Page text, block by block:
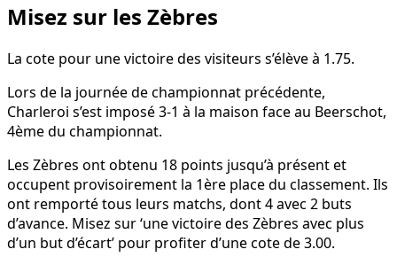
Misez sur les Zèbres
La cote pour une victoire des visiteurs s’élève à 1.75.
Lors de la journée de championnat précédente,
Charleroi s’est imposé 3-1 à la maison face au Beerschot,
4ème du championnat.
Les Zèbres ont obtenu 18 points jusqu’à présent et
occupent provisoirement la 1ère place du classement. Ils
ont remporté tous leurs matchs, dont 4 avec 2 buts
d’avance. Misez sur ‘une victoire des Zèbres avec plus
d’un but d’écart’ pour profiter d’une cote de 3.00.